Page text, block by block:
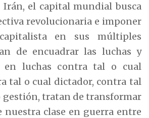
Irán, el capital mundial busca
revolucionaria e imponer
en sus múltiples
de encuadrar las luchas y
en luchas contra tal o cual
tal o cual dictador, contra tal
gestión, tratan de transformar
nuestra clase en guerra entre